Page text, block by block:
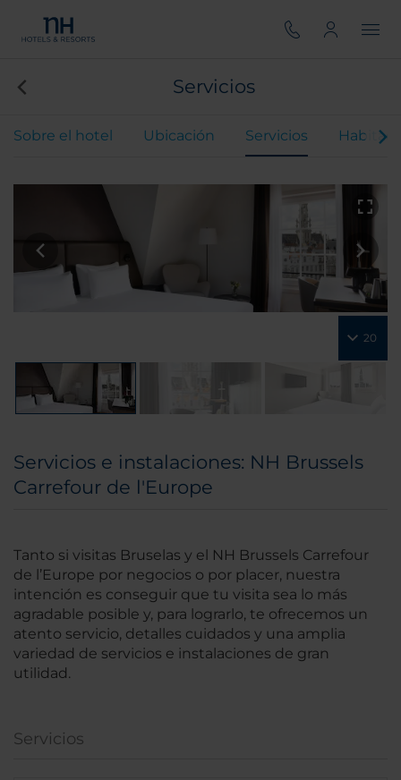
Servicios
Sobre el hotel Ubicación Servicios
20
Servicios e instalaciones: NH Brussels
Carrefour de l'Europe
Tanto si visitas Bruselas y el NH Brussels Carrefour
de l’Europe por negocios o por placer, nuestra
intención es conseguir que tu visita sea lo más
agradable posible y, para lograrlo, te ofrecemos un
atento servicio, detalles cuidados y una amplia
variedad de servicios e instalaciones de gran
utilidad.
Servicios